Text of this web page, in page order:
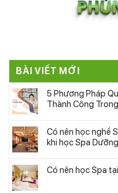
BÀI VIẾT MỚI
5 Phương Pháp
Thành Công
Có nên học nghề
khi học Spa
Có nên học Spa